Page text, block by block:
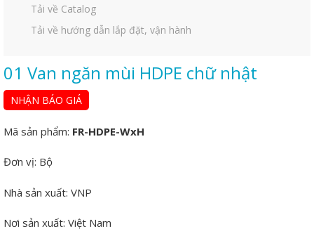
Tải về Catalog
Tải về hướng dẫn lắp đặt, vận hành
01 Van ngăn mùi HDPE chữ nhật
NHẬN BÁO GIÁ
Mã sản phẩm: FR-HDPE-WxH
Đơn vị: Bộ
Nhà sản xuất: VNP
Nơi sản xuất: Việt Nam